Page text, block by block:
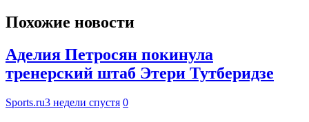
Похожие новости
Аделия Петросян покинула
тренерский штаб Этери Тутберидзе
Sports.ru3 недели спустя 0